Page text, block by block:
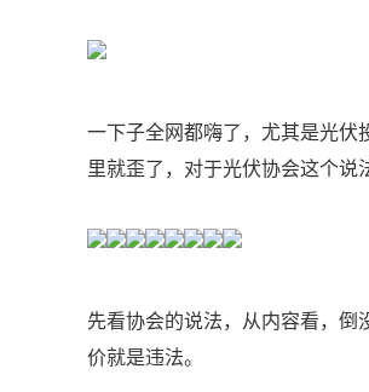
一下子全网都嗨了，尤其是光
里就歪了，对于光伏协会这个说
先看协会的说法，从内容看，
价就是违法。